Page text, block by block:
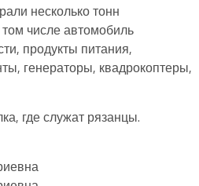
несколько тонн
числе автомобиль
продукты питания,
генераторы, квадрокоптеры,
где служат рязанцы.